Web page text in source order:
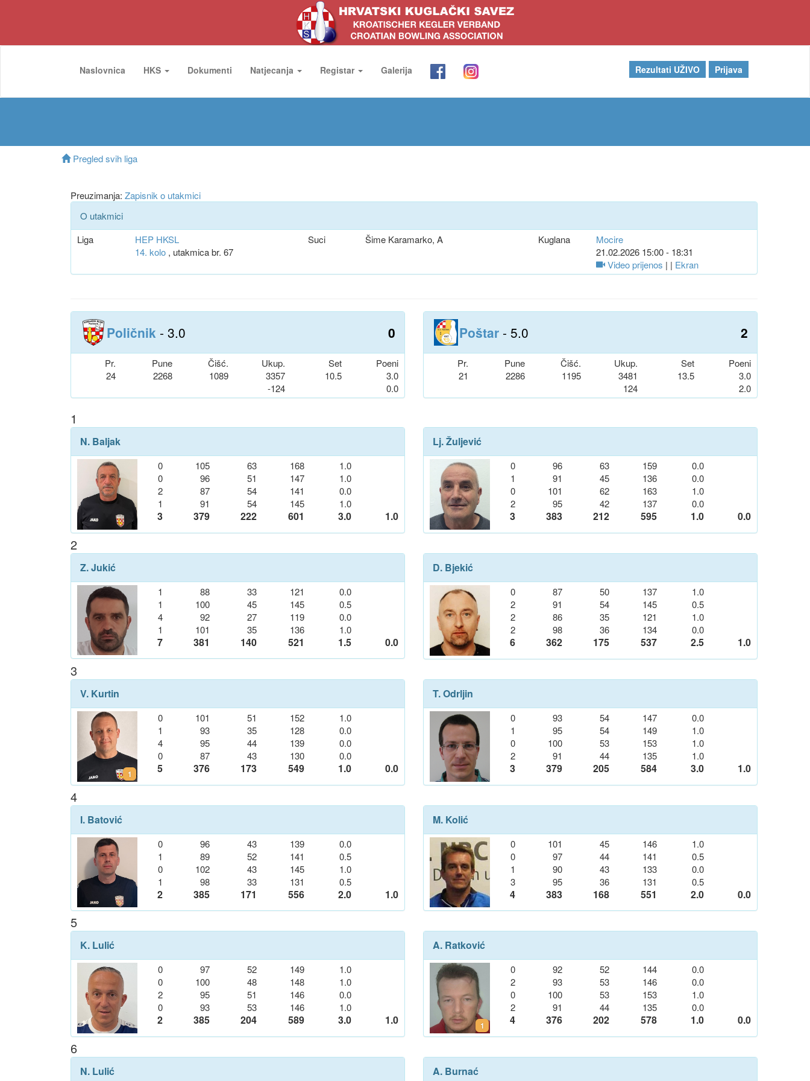
Naslovnica HKS Dokumenti Natjecanja Registar Galerija Rezultati UŽIVO Prijava
Pregled svih liga
Preuzimanja: Zapisnik o utakmici
O utakmici
Liga
HEP HKSL
14. kolo, utakmica br. 67
Suci Šime Karamarko, A Kuglana
Mocire
21.02.2026 15:00 - 18:31
Video prijenos | | Ekran
Poličnik - 3.0 0
Pr. Pune Čišć. Ukup. Set
Poeni
24
2268 1089
3357
-124
10.5
3.0
0.0
Poštar - 5.0 2
Pr. Pune Čišć. Ukup. Set
Poeni
21
2286 1195
3481
124
13.5
3.0
2.0
1
N. Baljak
0 105 63 168
1.0
0
96 51 147
1.0
2
87 54 141
0.0
1
91 54 145 1.0
3 379 222 601 3.0 1.0
Lj. Žuljević
0 96 63 159
0.0
1
91 45 136
0.0
0
101 62 163
1.0
2
95 42 137 0.0
3 383 212 595 1.0 0.0
2
Z. Jukić
1 88 33 121
0.0
1
100 45 145
0.5
4
92 27 119
0.0
1
101 35 136 1.0
7 381 140 521 1.5 0.0
D. Bjekić
0 87 50 137
1.0
2
91 54 145
0.5
2
86 35 121
1.0
2
98 36 134 0.0
6 362 175 537 2.5 1.0
3
V. Kurtin
1
0 101 51 152
1.0
1
93 35 128
0.0
4
95 44 139
0.0
0
87 43 130 0.0
5 376 173 549 1.0 0.0
T. Odrljin
0 93 54 147
0.0
1
95 54 149
1.0
0
100 53 153
1.0
2
91 44 135 1.0
3 379 205 584 3.0 1.0
4
I. Batović
0 96 43 139
0.0
1
89 52 141
0.5
0
102 43 145
1.0
1
98 33 131 0.5
2 385 171 556 2.0 1.0
M. Kolić
0 101 45 146
1.0
0
97 44 141
0.5
1
90 43 133
0.0
3
95 36 131 0.5
4 383 168 551 2.0 0.0
5
K. Lulić
0 97 52 149
1.0
0
100 48 148
1.0
2
95 51 146
0.0
0
93 53 146 1.0
2 385 204 589 3.0 1.0
A. Ratković
1
0 92 52 144
0.0
2
93 53 146
0.0
0
100 53 153
1.0
2
91 44 135 0.0
4 376 202 578 1.0 0.0
6
N. Lulić A. Burnać